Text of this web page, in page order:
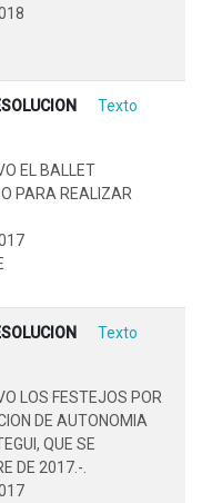
Texto
EL BALLET
PARA REALIZAR
Texto
LOS FESTEJOS POR
DE AUTONOMIA
QUE SE
DE 2017.-.